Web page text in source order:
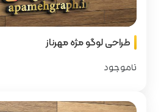
طراحی لوگو مژه مهرناز
ناموجود